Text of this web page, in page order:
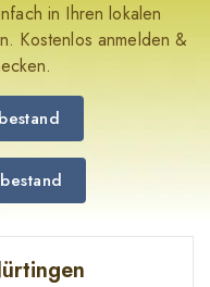
in Ihren lokalen
Kostenlos anmelden &